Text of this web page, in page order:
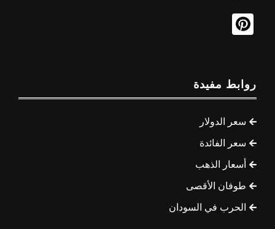
روابط مفيدة
سعر الدولار
سعر الفائدة
أسعار الذهب
طوفان الأقصى
الحرب في السودان